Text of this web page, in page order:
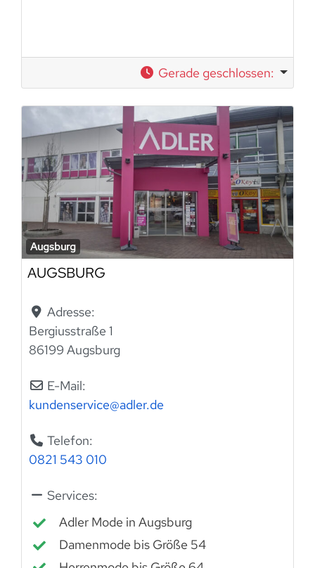
Gerade geschlossen:
Augsburg
AUGSBURG
Adresse:
Bergiusstraße 1
86199 Augsburg
E-Mail:
kundenservice@adler.de
Telefon:
0821 543 010
Services:
Adler Mode in Augsburg
Damenmode bis Größe 54